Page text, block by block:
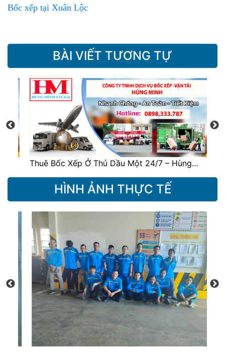
Bốc xếp tại Xuân Lộc
BÀI VIẾT TƯƠNG TỰ
Thuê Bốc Xếp Ở Thủ Dầu Một 24/7 – Hùng…
HÌNH ẢNH THỰC TẾ